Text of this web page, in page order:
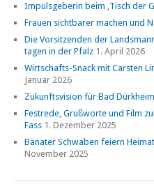
Impulsgeberin beim ‚Tisch der
Frauen sichtbarer machen und
Die Vorsitzenden der
tagen in der Pfalz 1. April 2026
Wirtschafts-Snack mit Carsten
Januar 2026
Zukunftsvision für Bad Dürkheim
Festrede, Grußworte und Film
Fass 1. Dezember 2025
Banater Schwaben feiern
November 2025